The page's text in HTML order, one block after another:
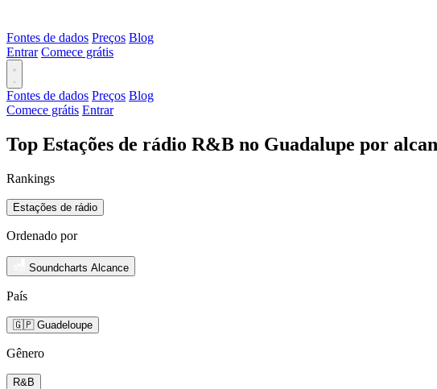
Fontes de dados Preços Blog
Entrar Comece grátis
Fontes de dados Preços Blog
Comece grátis Entrar
Top Estações de rádio R&B no Guadalupe por
Rankings
Estações de rádio
Ordenado por
Soundcharts Alcance
País
🇬🇵 Guadeloupe
Gênero
R&B